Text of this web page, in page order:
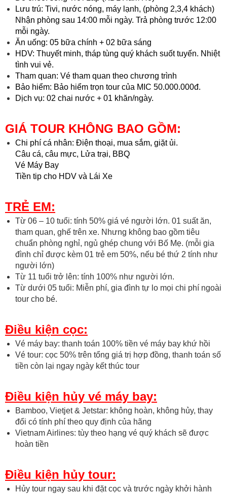
Lưu trú: Tivi, nước nóng, máy lạnh, (phòng 2,3,4 khách)
Nhận phòng sau 14:00 mỗi ngày. Trả phòng trước 12:00
mỗi ngày.
Ăn uống: 05 bữa chính + 02 bữa sáng
HDV: Thuyết minh, tháp tùng quý khách suốt tuyến. Nhiệt
tình vui vẻ.
Tham quan: Vé tham quan theo chương trình
Bảo hiểm: Bảo hiểm trọn tour của MIC 50.000.000đ.
Dịch vụ: 02 chai nước + 01 khăn/ngày.
GIÁ TOUR KHÔNG BAO GỒM:
Chi phí cá nhân: Điện thoại, mua sắm, giặt ủi.
Câu cá, câu mực, Lửa trại, BBQ
Vé Máy Bay
Tiền tip cho HDV và Lái Xe
TRẺ EM:
Từ 06 – 10 tuổi: tính 50% giá vé người lớn. 01 suất ăn,
tham quan, ghế trên xe. Nhưng không bao gồm tiêu
chuẩn phòng nghỉ, ngủ ghép chung với Bố Mẹ. (mỗi gia
đình chỉ được kèm 01 trẻ em 50%, nếu bé thứ 2 tính như
người lớn)
Từ 11 tuổi trở lên: tính 100% như người lớn.
Từ dưới 05 tuổi: Miễn phí, gia đình tự lo mọi chi phí ngoài
tour cho bé.
Điều kiện cọc:
Vé máy bay: thanh toán 100% tiền vé máy bay khứ hồi
Vé tour: cọc 50% trên tổng giá trị hợp đồng, thanh toán số
tiền còn lại ngay ngày kết thúc tour
Điều kiện hủy vé máy bay:
Bamboo, Vietjet & Jetstar: không hoàn, không hủy, thay
đổi có tính phí theo quy định của hãng
Vietnam Airlines: tùy theo hạng vé quý khách sẽ được
hoàn tiền
Điều kiện hủy tour:
Hủy tour ngay sau khi đặt cọc và trước ngày khởi hành